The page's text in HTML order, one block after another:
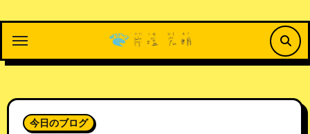
ス
ッ
今日のブログ